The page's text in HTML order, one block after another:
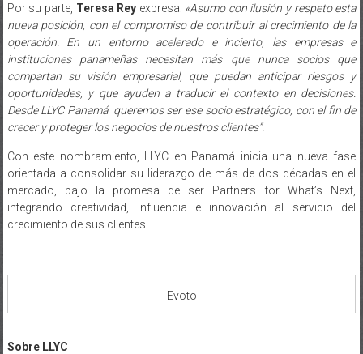
Por su parte, Teresa Rey expresa: «Asumo con ilusión y respeto esta
nueva posición, con el compromiso de contribuir al crecimiento de la
operación. En un entorno acelerado e incierto, las empresas e
instituciones panameñas necesitan más que nunca socios que
compartan su visión empresarial, que puedan anticipar riesgos y
oportunidades, y que ayuden a traducir el contexto en decisiones.
Desde LLYC Panamá queremos ser ese socio estratégico, con el fin de
crecer y proteger los negocios de nuestros clientes”.
Con este nombramiento, LLYC en Panamá inicia una nueva fase
orientada a consolidar su liderazgo de más de dos décadas en el
mercado, bajo la promesa de ser Partners for What’s Next,
integrando creatividad, influencia e innovación al servicio del
crecimiento de sus clientes.
Evoto
Sobre LLYC